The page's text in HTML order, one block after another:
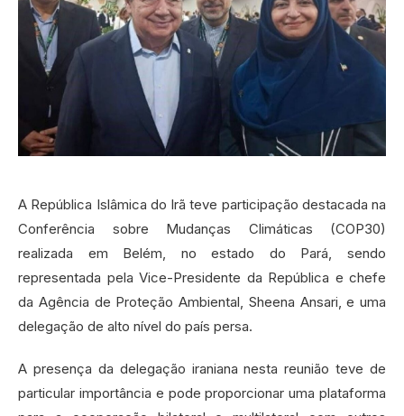
A República Islâmica do Irã teve participação destacada na
Conferência sobre Mudanças Climáticas (COP30)
realizada em Belém, no estado do Pará, sendo
representada pela Vice-Presidente da República e chefe
da Agência de Proteção Ambiental, Sheena Ansari, e uma
delegação de alto nível do país persa.
A presença da delegação iraniana nesta reunião teve de
particular importância e pode proporcionar uma plataforma